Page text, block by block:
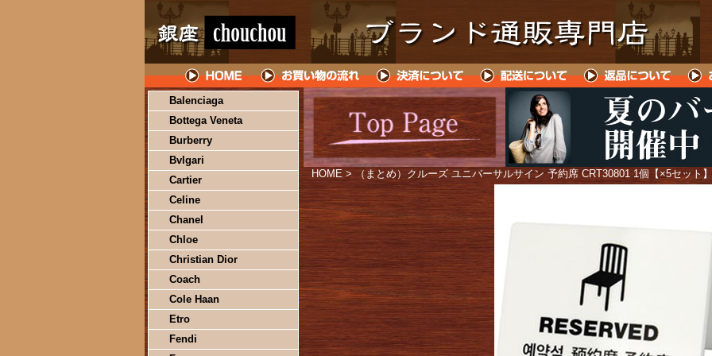
Balenciaga
Bottega Veneta
Burberry
Bvlgari
Cartier
Celine
Chanel
Chloe
Christian Dior
Coach
Cole Haan
Etro
Fendi
HOME > （まとめ）クルーズ ユニバーサルサイン 予約席 CRT30801 1個【×5セット】